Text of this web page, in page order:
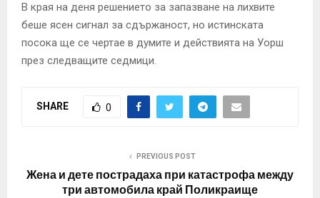
В края на деня решението за запазване на лихвите
беше ясен сигнал за сдържаност, но истинската
посока ще се чертае в думите и действията на Уорш
през следващите седмици.
SHARE 0
PREVIOUS POST
Жена и дете пострадаха при катастрофа между
три автомобила край Поликраище